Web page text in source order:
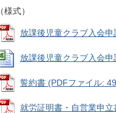
（様式）
放課後児童クラブ入会
放課後児童クラブ入会
誓約書 (PDFファイル:
就労証明書・自営業申